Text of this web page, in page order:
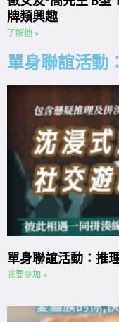
牌類興趣
了解他 »
單身聯誼活動：
單身聯誼活動：推
我要參加 »